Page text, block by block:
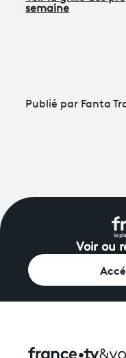
semaine
Publié par Fanta
Voir ou